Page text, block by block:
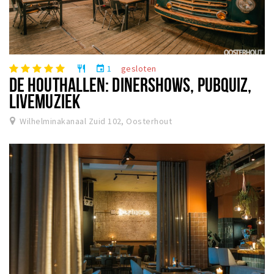
restaurant event 1 gesloten
DE HOUTHALLEN: DINERSHOWS, PUBQUIZ,
LIVEMUZIEK
Wilhelminakanaal Zuid 102, Oosterhout